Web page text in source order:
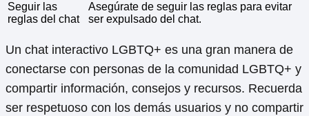
Seguir las
reglas del chat
Asegúrate de seguir las reglas para evitar
ser expulsado del chat.
Un chat interactivo LGBTQ+ es una gran manera de
conectarse con personas de la comunidad LGBTQ+ y
compartir información, consejos y recursos. Recuerda
ser respetuoso con los demás usuarios y no compartir